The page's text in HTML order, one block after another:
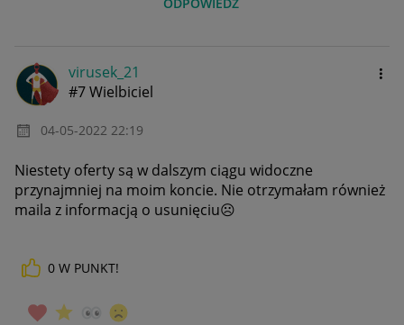
virusek_21
#7 Wielbiciel
‎04-05-2022 22:19
Niestety oferty są w dalszym ciągu widoczne
przynajmniej na moim koncie. Nie otrzymałam również
maila z informacją o usunięciu☹️
0 W PUNKT!